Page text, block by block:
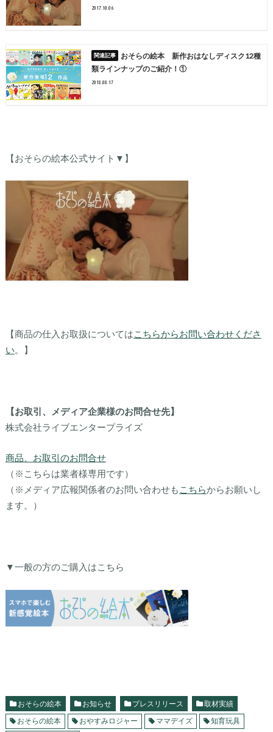
2017.10.06
おそらの絵本 新作おはなしディスク12種
類ラインナップのご紹介！①
2018.08.17
【おそらの絵本公式サイト▼】
【商品の仕入お取扱についてはこちらからお問い合わせくださ
い。】
【お取引、メディア企業様のお問合せ先】
株式会社ライブエンタープライズ
商品、お取引のお問合せ
（※こちらは業者様専用です）
（※メディア広報関係者のお問い合わせも こちらからお願いし
ます。）
▼一般の方のご購入はこちら
おそらの絵本 お知らせ プレスリリース
取材実績
おそらの絵本
おやすみロジャー ママデイズ
知育玩具